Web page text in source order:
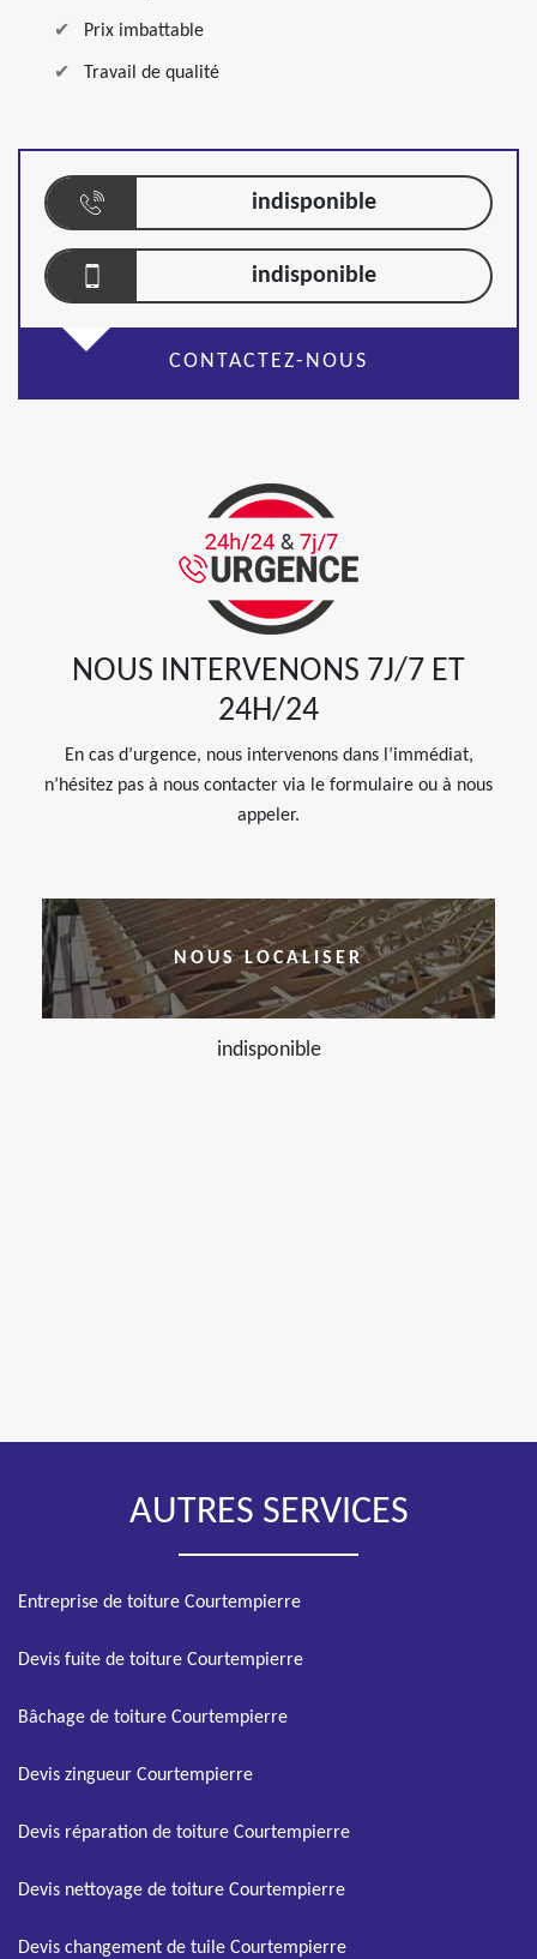
Prix imbattable
Travail de qualité
indisponible
indisponible
CONTACTEZ-NOUS
NOUS INTERVENONS 7J/7 ET
24H/24
En cas d’urgence, nous intervenons dans l’immédiat,
n’hésitez pas à nous contacter via le formulaire ou à nous
appeler.
NOUS LOCALISER
indisponible
AUTRES SERVICES
Entreprise de toiture Courtempierre
Devis fuite de toiture Courtempierre
Bâchage de toiture Courtempierre
Devis zingueur Courtempierre
Devis réparation de toiture Courtempierre
Devis nettoyage de toiture Courtempierre
Devis changement de tuile Courtempierre